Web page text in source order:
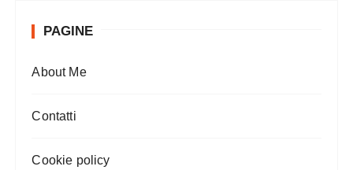
PAGINE
About Me
Contatti
Cookie policy